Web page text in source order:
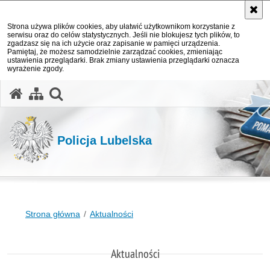
Strona używa plików cookies, aby ułatwić użytkownikom korzystanie z
serwisu oraz do celów statystycznych. Jeśli nie blokujesz tych plików, to
zgadzasz się na ich użycie oraz zapisanie w pamięci urządzenia.
Pamiętaj, że możesz samodzielnie zarządzać cookies, zmieniając
ustawienia przeglądarki. Brak zmiany ustawienia przeglądarki oznacza
wyrażenie zgody.
Policja Lubelska
Strona główna Aktualności
Aktualności